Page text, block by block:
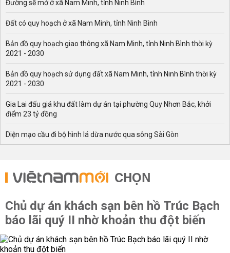
Đường sẽ mở ở xã Nam Minh, tỉnh Ninh Bình
Đất có quy hoạch ở xã Nam Minh, tỉnh Ninh Bình
Bản đồ quy hoạch giao thông xã Nam Minh, tỉnh Ninh Bình thời kỳ
2021 - 2030
Bản đồ quy hoạch sử dụng đất xã Nam Minh, tỉnh Ninh Bình thời kỳ
2021 - 2030
Gia Lai đấu giá khu đất làm dự án tại phường Quy Nhơn Bắc, khởi
điểm 23 tỷ đồng
Diện mạo cầu đi bộ hình lá dừa nước qua sông Sài Gòn
CHỌN
Chủ dự án khách sạn bên hồ Trúc Bạch
báo lãi quý II nhờ khoản thu đột biến